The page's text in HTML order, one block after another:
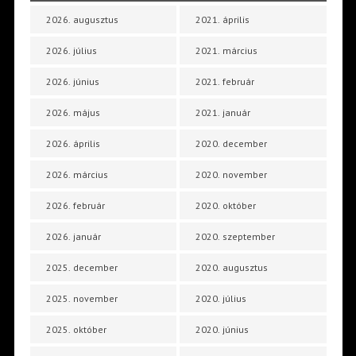
2026. augusztus
2026. július
2026. június
2026. május
2026. április
2026. március
2026. február
2026. január
2025. december
2025. november
2025. október
2021. április
2021. március
2021. február
2021. január
2020. december
2020. november
2020. október
2020. szeptember
2020. augusztus
2020. július
2020. június